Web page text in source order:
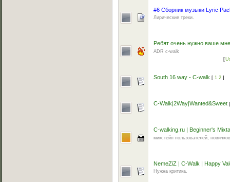
#6 Сборник музыки Lyric
Лирические треки.
Ребят очень нужно ваше
ADR c-walk
[
South 16 way - C-walk [ 1 2 ]
C-Walk|2Way|Wanted&Sweet
C-walking.ru | Beginner's
микстейп пользователей,
NemeZiZ | C-Walk | Happy
Нужна критика.